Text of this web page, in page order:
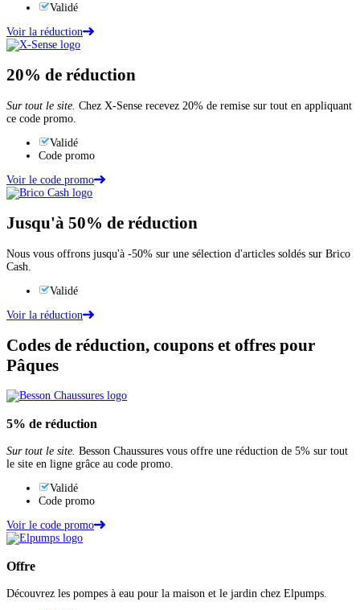
Validé
Voir la réduction
20% de réduction
Sur tout le site. Chez X-Sense recevez 20% de remise sur tout en appliquant
ce code promo.
Validé
Code promo
Voir le code promo
Jusqu'à 50% de réduction
Nous vous offrons jusqu'à -50% sur une sélection d'articles soldés sur Brico
Cash.
Validé
Voir la réduction
Codes de réduction, coupons et offres pour
Pâques
5% de réduction
Sur tout le site. Besson Chaussures vous offre une réduction de 5% sur tout
le site en ligne grâce au code promo.
Validé
Code promo
Voir le code promo
Offre
Découvrez les pompes à eau pour la maison et le jardin chez Elpumps.